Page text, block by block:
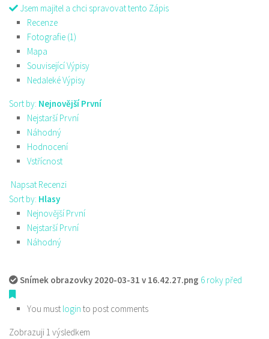
Jsem majitel a chci spravovat tento Zápis
Recenze
Fotografie (1)
Mapa
Související Výpisy
Nedaleké Výpisy
Sort by: Nejnovější První
Nejstarší První
Náhodný
Hodnocení
Vstřícnost
Napsat Recenzi
Sort by: Hlasy
Nejnovější První
Nejstarší První
Náhodný
Snímek obrazovky 2020-03-31 v 16.42.27.png 6 roky před
You must login to post comments
Zobrazuji 1 výsledkem